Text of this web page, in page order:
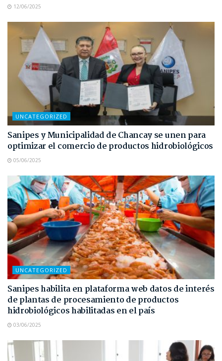
12/06/2025
UNCATEGORIZED
Sanipes y Municipalidad de Chancay se unen para
optimizar el comercio de productos hidrobiológicos
05/06/2025
UNCATEGORIZED
Sanipes habilita en plataforma web datos de interés
de plantas de procesamiento de productos
hidrobiológicos habilitadas en el país
03/06/2025